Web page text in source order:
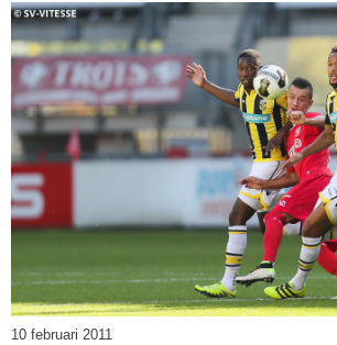
10 februari 2011